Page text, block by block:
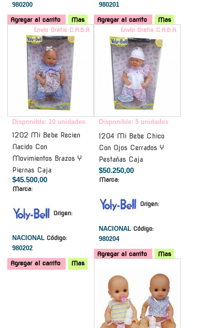
980200
Agregar al carrito Mas
980201
Agregar al carrito
Mas
Envío Gratis C.A.B.A.
Disponible: 10 unidades
1202 Mi Bebe Recien
Nacido Con
Movimientos Brazos Y
Piernas Caja
$45.500,00
Marca:
Origen:
NACIONAL Código:
980202
Agregar al carrito Mas
Envío Gratis C.A.B.A.
Disponible: 5 unidades
1204 Mi Bebe Chico
Con Ojos Cerrados Y
Pestañas Caja
$50.250,00
Marca:
Origen:
NACIONAL Código:
980204
Agregar al carrito
Mas